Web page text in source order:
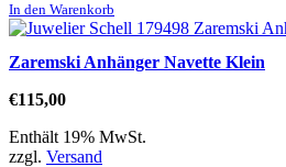
In den Warenkorb
Zaremski Anhänger Navette Klein
€115,00
Enthält 19% MwSt.
zzgl. Versand